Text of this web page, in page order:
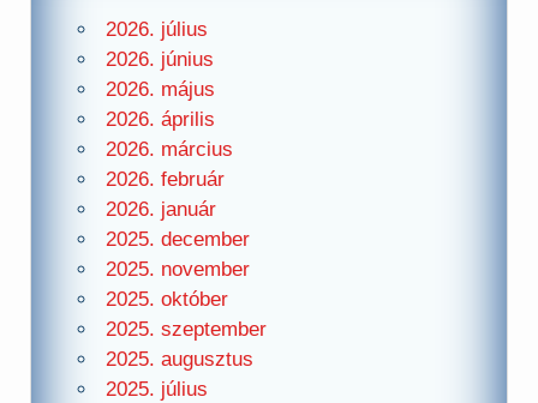
2026. július
2026. június
2026. május
2026. április
2026. március
2026. február
2026. január
2025. december
2025. november
2025. október
2025. szeptember
2025. augusztus
2025. július